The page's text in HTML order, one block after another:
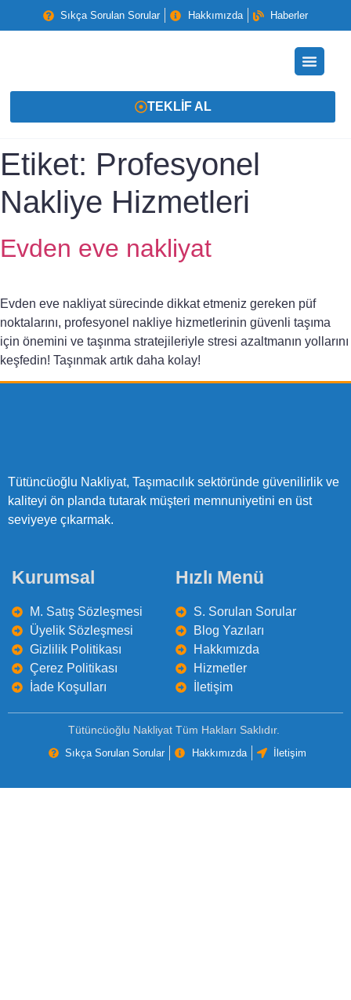
Sıkça Sorulan Sorular Hakkımızda Haberler
TEKLIF AL
Etiket: Profesyonel
Nakliye Hizmetleri
Evden eve nakliyat
Evden eve nakliyat sürecinde dikkat etmeniz gereken püf
noktalarını, profesyonel nakliye hizmetlerinin güvenli taşıma
için önemini ve taşınma stratejileriyle stresi azaltmanın yollarını
keşfedin! Taşınmak artık daha kolay!
Tütüncüoğlu Nakliyat, Taşımacılık sektöründe güvenilirlik ve
kaliteyi ön planda tutarak müşteri memnuniyetini en üst
seviyeye çıkarmak.
Kurumsal
M. Satış Sözleşmesi
Üyelik Sözleşmesi
Gizlilik Politikası
Çerez Politikası
İade Koşulları
Hızlı Menü
S. Sorulan Sorular
Blog Yazıları
Hakkımızda
Hizmetler
İletişim
Tütüncüoğlu Nakliyat Tüm Hakları Saklıdır.
Sıkça Sorulan Sorular Hakkımızda İletişim